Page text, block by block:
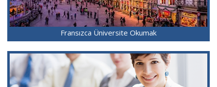
Fransızca Üniversite Okumak